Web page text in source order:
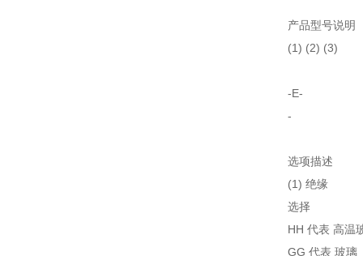
产品型号说明
(1) (2) (3)
-E-
-
选项描述
(1) 绝缘
选择
HH 代表 高温
GG 代表 玻璃